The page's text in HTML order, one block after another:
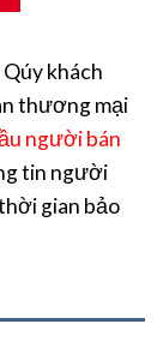
khách
thương mại
người bán
tin người
gian bảo